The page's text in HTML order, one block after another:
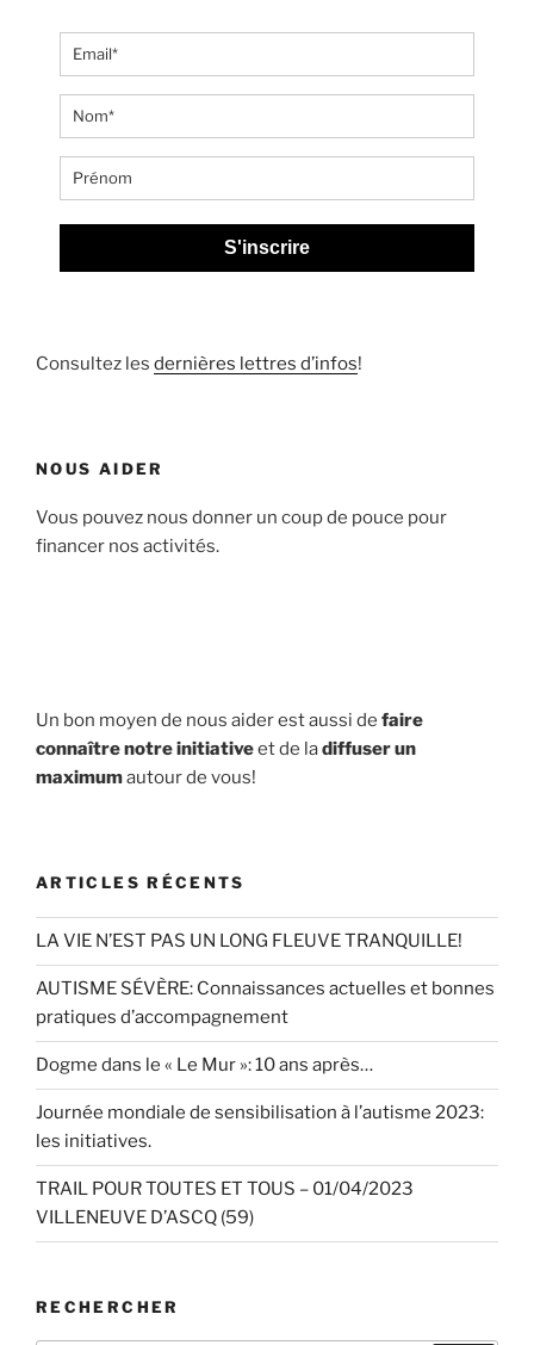
S'inscrire
Consultez les dernières lettres d’infos!
NOUS AIDER
Vous pouvez nous donner un coup de pouce pour
financer nos activités.
Un bon moyen de nous aider est aussi de faire
connaître notre initiativeet de ladiffuser un
maximumautour de vous!
ARTICLES RÉCENTS
LA VIE N’EST PAS UN LONG FLEUVE TRANQUILLE!
AUTISME SÉVÈRE: Connaissances actuelles et bonnes
pratiques d’accompagnement
Dogme dans le « Le Mur »: 10 ans après…
Journée mondiale de sensibilisation à l’autisme 2023:
les initiatives.
TRAIL POUR TOUTES ET TOUS – 01/04/2023
VILLENEUVE D’ASCQ (59)
RECHERCHER